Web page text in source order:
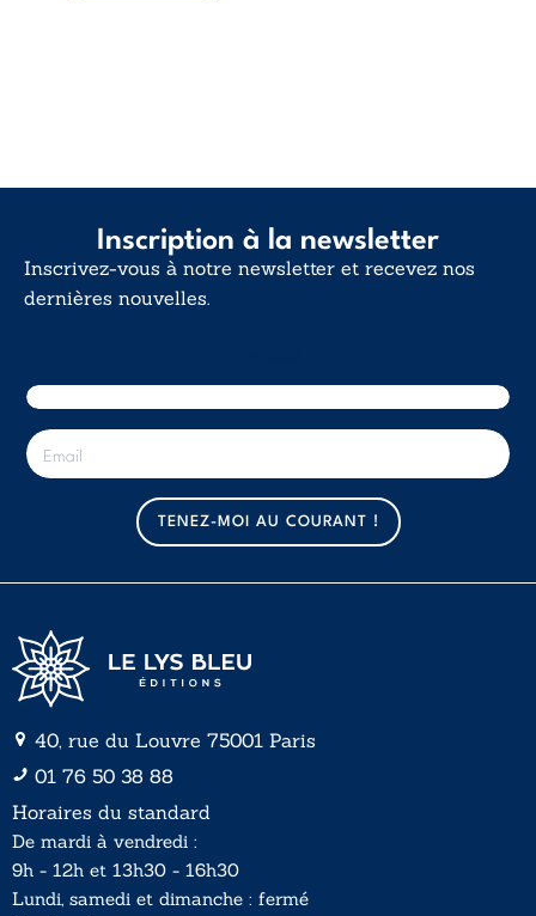
Inscription à la newsletter
Inscrivez-vous à notre newsletter et recevez nos
dernières nouvelles.
E
-
m
TENEZ-MOI AU COURANT !
40, rue du Louvre 75001 Paris
01 76 50 38 88
Horaires du standard
De mardi à vendredi :
9h - 12h et 13h30 - 16h30
Lundi, samedi et dimanche : fermé